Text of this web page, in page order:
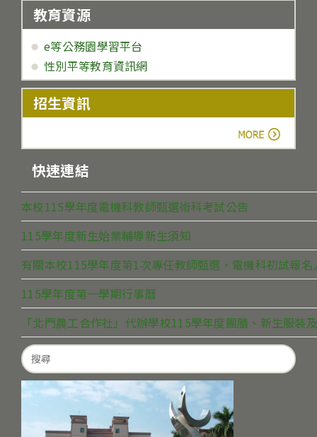
教育資源
e等公務園學習平台
性別平等教育資訊網
招生資訊
快速連結
本校115學年度電機科教師甄選術科考試公告
115學年度新生始業輔導新生須知
有關本校115學年度第1次專任教師甄選，電機科初試報
115學年度第一學期行事曆
「北門農工合作社」代辦學校115學年度團膳、新生服裝
Search
for: